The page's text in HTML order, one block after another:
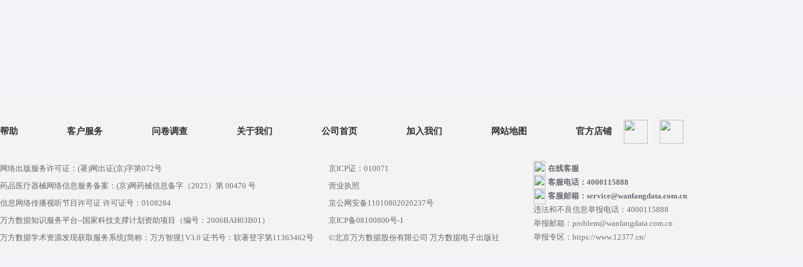
帮助 客户服务 问卷调查 关于我们 公司首页 加入我们 网站地图 官方店铺
网络出版服务许可证：(署)网出证(京)字第072号
药品医疗器械网络信息服务备案：(京)网药械信息备字（2023）第 00470 号
信息网络传播视听节目许可证 许可证号：0108284
万方数据知识服务平台--国家科技支撑计划资助项目（编号：2006BAH03B01）
万方数据学术资源发现获取服务系统[简称：万方智搜] V3.0 证书号：软著登字第11363462号
京ICP证：010071
营业执照
京公网安备11010802020237号
京ICP备08100800号-1
©北京万方数据股份有限公司 万方数据电子出版社
在线客服
客服电话：4000115888
客服邮箱：service@wanfangdata.com.cn
违法和不良信息举报电话：4000115888
举报邮箱：problem@wanfangdata.com.cn
举报专区：https://www.12377.cn/